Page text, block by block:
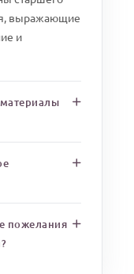
выражающие
и
пожелания